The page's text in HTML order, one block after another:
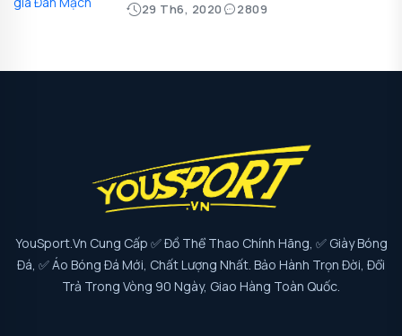
29 Th6, 2020 2809
YouSport.vn Cung Cấp ✅ Đồ Thể Thao Chính Hãng, ✅ Giày Bóng
Đá, ✅ Áo Bóng Đá Mới, Chất Lượng Nhất. Bảo Hành Trọn Đời, Đổi
Trả Trong Vòng 90 Ngày, Giao Hàng Toàn Quốc.